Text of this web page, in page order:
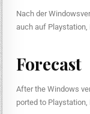
Nach der
auch auf Playstation,
Forecast
After the Windows
ported to